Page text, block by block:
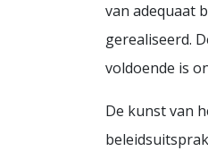
van adequaat
gerealiseerd.
voldoende is
De kunst van